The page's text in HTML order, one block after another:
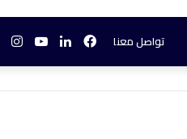
تواصل معنا يوتيوب لينكدإنفيسبوك